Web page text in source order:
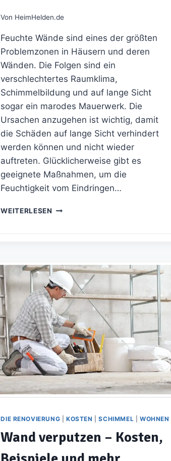
Von HeimHelden.de
Feuchte Wände sind eines der größten
Problemzonen in Häusern und deren
Wänden. Die Folgen sind ein
verschlechtertes Raumklima,
Schimmelbildung und auf lange Sicht
sogar ein marodes Mauerwerk. Die
Ursachen anzugehen ist wichtig, damit
die Schäden auf lange Sicht verhindert
werden können und nicht wieder
auftreten. Glücklicherweise gibt es
geeignete Maßnahmen, um die
Feuchtigkeit vom Eindringen…
WEITERLESEN FEUCHTIGKEIT
UND
PRÄVENTION
DIE RENOVIERUNG |KOSTEN |SCHIMMEL WOHNEN
Wand verputzen – Kosten,